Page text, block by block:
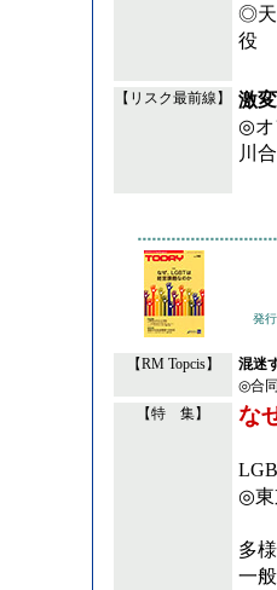
◎天
役
【リスク最前線】
激
◎オ
川
発
【RM Topcis】
混迷
◎合
【特 集】
な
◎東
多
一